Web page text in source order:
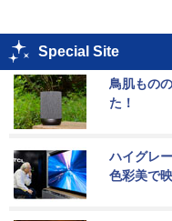
Special Site
鳥肌もの
た！
ハイグレ
色彩美で